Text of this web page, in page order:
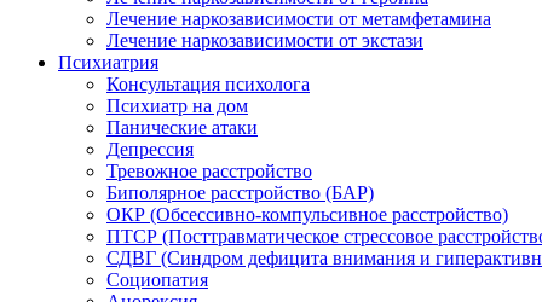
Лечение наркозависимости от метамфетамина
Лечение наркозависимости от экстази
Психиатрия
Консультация психолога
Психиатр на дом
Панические атаки
Депрессия
Тревожное расстройство
Биполярное расстройство (БАР)
ОКР (Обсессивно-компульсивное расстройство)
ПТСР (Посттравматическое стрессовое
СДВГ (Синдром дефицита внимания и
Социопатия